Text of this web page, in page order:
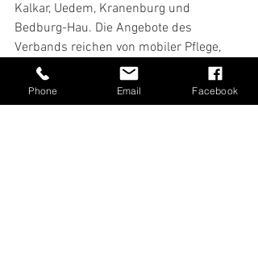
Kalkar, Uedem, Kranenburg und
Bedburg-Hau. Die Angebote des
Verbands reichen von mobiler Pflege,
Sozial-, Sucht-, Schuldner- und
Flüchtlingsberatung über Jugendhilfe
bis hin zur Schulbetreuung.
Phone Email Facebook